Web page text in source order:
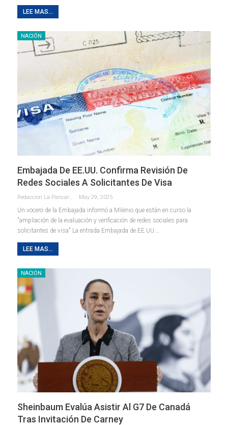
LEE MAS...
NACIÓN
Embajada De EE.UU. Confirma Revisión De
Redes Sociales A Solicitantes De Visa
May 29, 2025
Un vocero de la Embajada informó a Milenio que están en curso la
"ampliación de la evaluación y verificación de redes sociales para
solicitantes de visa" La entrada Embajada de EE.UU.…
LEE MAS...
NACIÓN
Sheinbaum Evalúa Asistir Al G7 De Canadá
Tras Invitación De Carney